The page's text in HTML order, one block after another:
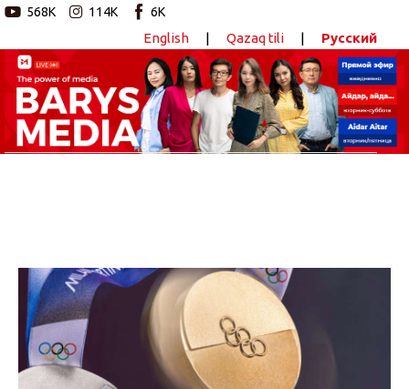
568K 114K 6K
English | Qazaq tili | Русский
Новостной портал
Главная
Видео
Barys Sport